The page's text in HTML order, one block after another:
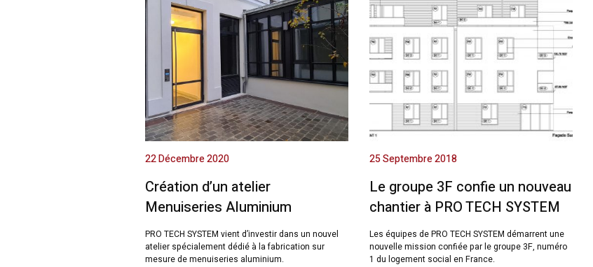
22 Décembre 2020
Création d’un atelier
Menuiseries Aluminium
PRO TECH SYSTEM vient d’investir dans un nouvel
atelier spécialement dédié à la fabrication sur
mesure de menuiseries aluminium.
25 Septembre 2018
Le groupe 3F confie un nouveau
chantier à PRO TECH SYSTEM
Les équipes de PRO TECH SYSTEM démarrent une
nouvelle mission confiée par le groupe 3F, numéro
1 du logement social en France.